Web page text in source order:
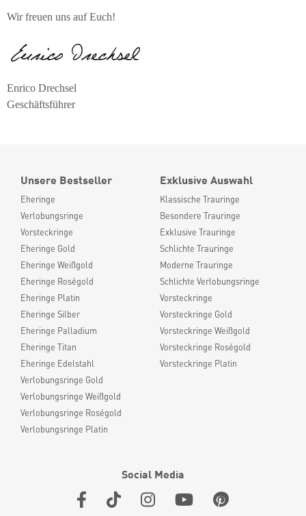
Wir freuen uns auf Euch!
Enrico Drechsel
Geschäftsführer
Unsere Bestseller
Eheringe
Verlobungsringe
Vorsteckringe
Eheringe Gold
Eheringe Weißgold
Eheringe Roségold
Eheringe Platin
Eheringe Silber
Eheringe Palladium
Eheringe Titan
Eheringe Edelstahl
Verlobungsringe Gold
Verlobungsringe Weißgold
Verlobungsringe Roségold
Verlobungsringe Platin
Exklusive Auswahl
Klassische Trauringe
Besondere Trauringe
Exklusive Trauringe
Schlichte Trauringe
Moderne Trauringe
Schlichte Verlobungsringe
Vorsteckringe
Vorsteckringe Gold
Vorsteckringe Weißgold
Vorsteckringe Roségold
Vorsteckringe Platin
Social Media